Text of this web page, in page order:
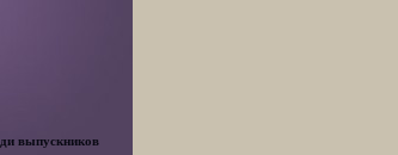
выпускников